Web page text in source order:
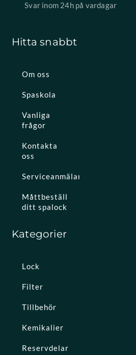
Svar inom 24h på vardagar
Hitta snabbt
Om oss
Spaskola
Vanliga
frågor
Kontakta
oss
Serviceanmälan
Måttbeställ
ditt spalock
Kategorier
Lock
Filter
Tillbehör
Kemikalier
Reservdelar